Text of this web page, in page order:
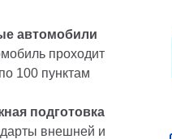
автомобили
проходит
100 пунктам
подготовка
внешней и